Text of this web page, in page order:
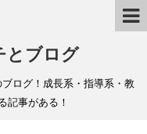
とブログ
ログ！成長系・指導系・教
記事がある！